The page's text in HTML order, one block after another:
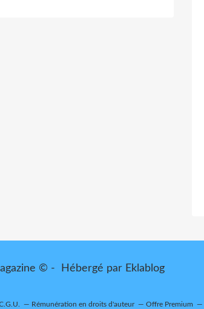
© - Hébergé par Eklablog
Rémunération en droits d'auteur Offre Premium